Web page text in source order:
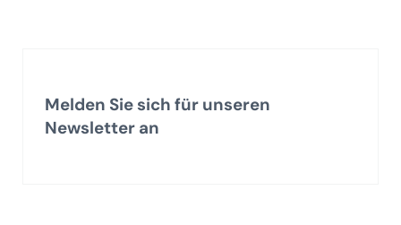
Melden Sie sich für unseren
Newsletter an